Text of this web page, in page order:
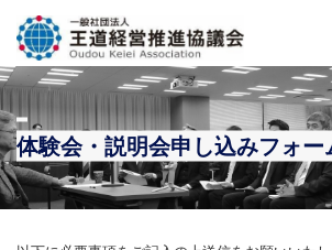
体験会・説明会申し込みフォー